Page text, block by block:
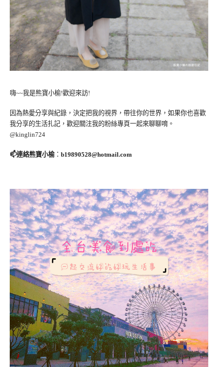
嗨~~我是熊寶小榆!歡迎來訪!
因為熱愛分享與紀錄，決定把我的視界，帶往你的世界，如果你也喜歡
我分享的生活扎記，歡迎關注我的粉絲專頁一起來聊聊唷。
@kinglin724
📫連絡熊寶小榆： b19890528@hotmail.com